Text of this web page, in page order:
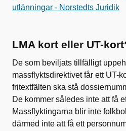
utlänningar - Norstedts Juridik
LMA kort eller UT-
De som beviljats tillfälligt
massflyktsdirektivet får ett UT-
fritextfälten ska stå
De kommer således inte att få
Massflyktingarna blir inte
därmed inte att få ett